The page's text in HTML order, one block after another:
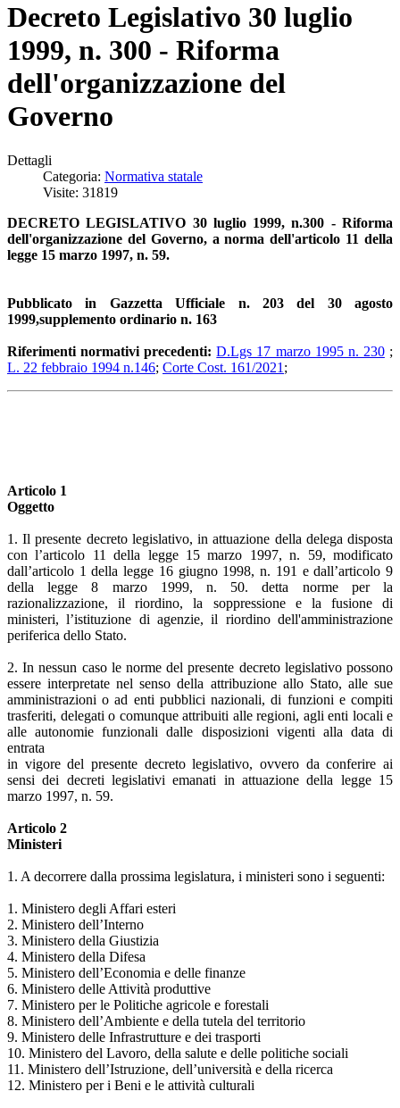
Decreto Legislativo 30 luglio
1999, n. 300 - Riforma
dell'organizzazione del
Governo
Dettagli
Categoria: Normativa statale
Visite: 31819
DECRETO LEGISLATIVO 30 luglio 1999, n.300 - Riforma
dell'organizzazione del Governo, a norma dell'articolo 11 della
legge 15 marzo 1997, n. 59.
Pubblicato in Gazzetta Ufficiale n. 203 del 30 agosto
1999,supplemento ordinario n. 163
Riferimenti normativi precedenti:D.Lgs 17 marzo 1995 n. 230;
L. 22 febbraio 1994 n.146; Corte Cost. 161/2021 ;
Articolo 1
Oggetto
1. Il presente decreto legislativo, in attuazione della delega disposta
con l’articolo 11 della legge 15 marzo 1997, n. 59, modificato
dall’articolo 1 della legge 16 giugno 1998, n. 191 e dall’articolo 9
della legge 8 marzo 1999, n. 50. detta norme per la
razionalizzazione, il riordino, la soppressione e la fusione di
ministeri, l’istituzione di agenzie, il riordino dell'amministrazione
periferica dello Stato.
2. In nessun caso le norme del presente decreto legislativo possono
essere interpretate nel senso della attribuzione allo Stato, alle sue
amministrazioni o ad enti pubblici nazionali, di funzioni e compiti
trasferiti, delegati o comunque attribuiti alle regioni, agli enti locali e
alle autonomie funzionali dalle disposizioni vigenti alla data di
entrata
in vigore del presente decreto legislativo, ovvero da conferire ai
sensi dei decreti legislativi emanati in attuazione della legge 15
marzo 1997, n. 59.
Articolo 2
Ministeri
1. A decorrere dalla prossima legislatura, i ministeri sono i seguenti:
1. Ministero degli Affari esteri
2. Ministero dell’Interno
3. Ministero della Giustizia
4. Ministero della Difesa
5. Ministero dell’Economia e delle finanze
6. Ministero delle Attività produttive
7. Ministero per le Politiche agricole e forestali
8. Ministero dell’Ambiente e della tutela del territorio
9. Ministero delle Infrastrutture e dei trasporti
10. Ministero del Lavoro, della salute e delle politiche sociali
11. Ministero dell’Istruzione, dell’università e della ricerca
12. Ministero per i Beni e le attività culturali